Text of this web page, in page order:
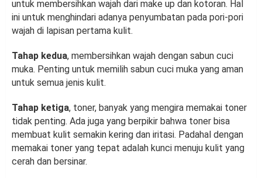
untuk membersihkan wajah dari make up dan kotoran. Hal
ini untuk menghindari adanya penyumbatan pada pori-pori
wajah di lapisan pertama kulit.
Tahap kedua, membersihkan wajah dengan sabun cuci
muka. Penting untuk memilih sabun cuci muka yang aman
untuk semua jenis kulit.
Tahap ketiga, toner, banyak yang mengira memakai toner
tidak penting. Ada juga yang berpikir bahwa toner bisa
membuat kulit semakin kering dan iritasi. Padahal dengan
memakai toner yang tepat adalah kunci menuju kulit yang
cerah dan bersinar.